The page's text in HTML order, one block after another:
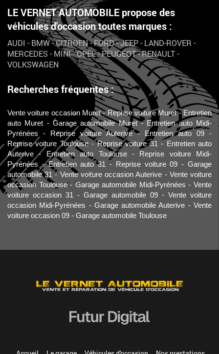
LE VERNET AUTOMOBILE propose des
véhicules d'occasion toutes marques :
AUDI - BMW-CITROEN-FORD-JEEP- LAND-ROVER -
MERCEDES - MINI-OPEL-PEUGEOT-RENAULT-
VOLKSWAGEN
Recherches fréquentes :
Vente voiture occasion Muret Reprise voiture Muret
Entretien
auto Muret
Garage automobile Muret
Entretien auto Midi-
Pyrénées
Reprise voiture Auterive
Entretien auto 09
Reprise voiture Toulouse
Reprise voiture 31
Entretien auto
Auterive
Entretien auto Toulouse
Reprise voiture Midi-
Pyrénées
Entretien auto 31 Reprise voiture 09
Garage
automobile 31
Vente voiture occasion Auterive
Vente voiture
occasion Toulouse
Garage automobile Midi-Pyrénées
Vente
voiture occasion 31
Garage automobile 09
Vente voiture
occasion Midi-Pyrénées
Garage automobile Auterive
Vente
voiture occasion 09
Garage automobile Toulouse